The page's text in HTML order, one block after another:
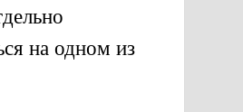
на одном из